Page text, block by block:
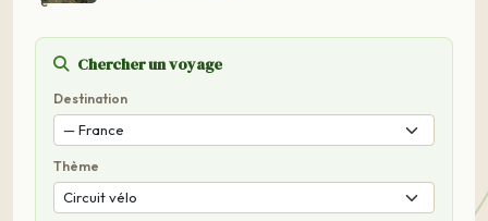
Chercher un voyage
Destination
Thème